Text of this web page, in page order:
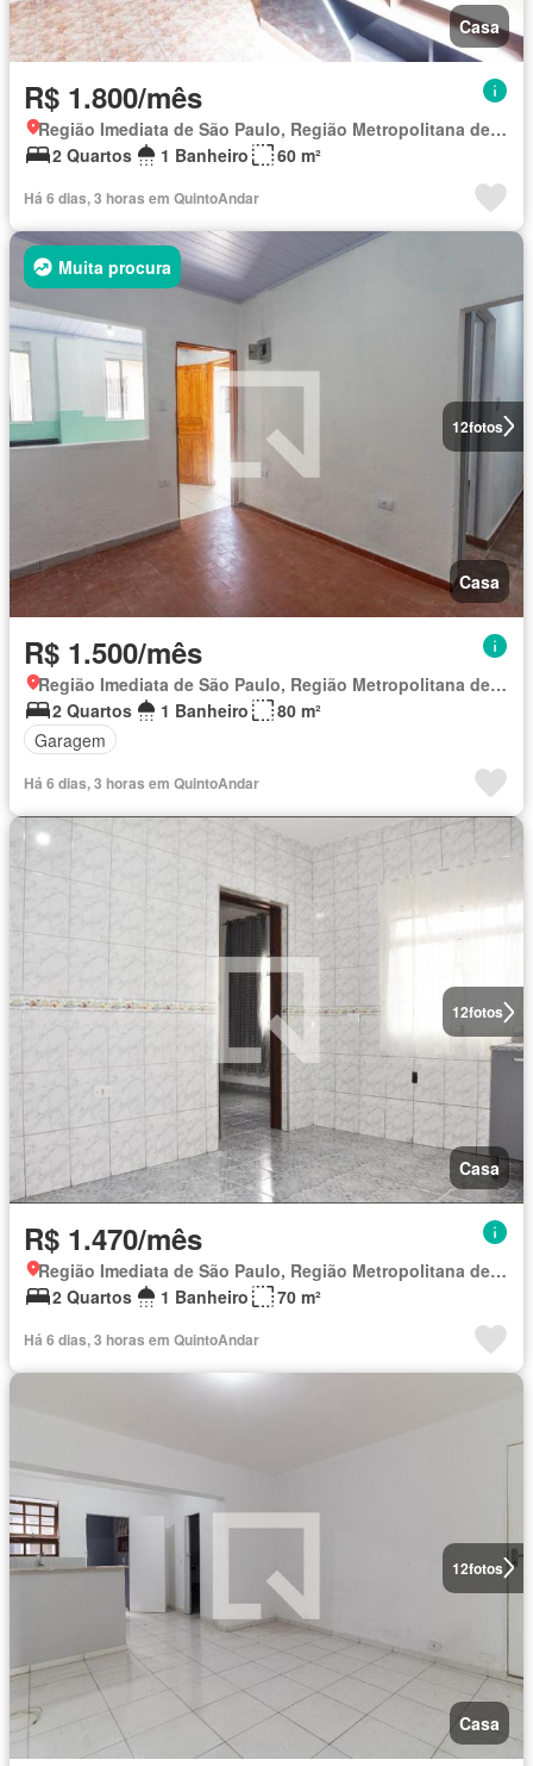
Casa
R$ 1.800/mês
Região Imediata de São Paulo, Região Metropolitana de São Paulo
2 Quartos
1 Banheiro 60 m²
Há 6 dias, 3 horas em QuintoAndar
12fotos
Muita procura
Casa
R$ 1.500/mês
Região Imediata de São Paulo, Região Metropolitana de São Paulo
2 Quartos
1 Banheiro
80 m²
Garagem
Há 6 dias, 3 horas em QuintoAndar
12fotos
Casa
R$ 1.470/mês
Região Imediata de São Paulo, Região Metropolitana de São Paulo
2 Quartos
1 Banheiro 70 m²
Há 6 dias, 3 horas em QuintoAndar
12fotos
Casa